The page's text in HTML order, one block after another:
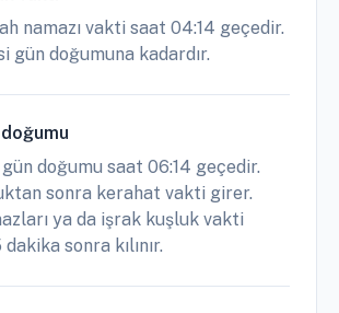
namazı vakti saat 04:14 geçedir.
gün doğumuna kadardır.
doğumu saat 06:14 geçedir.
sonra kerahat vakti girer.
ya da işrak kuşluk vakti
sonra kılınır.